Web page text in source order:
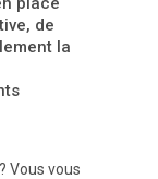
de
la
Vous vous